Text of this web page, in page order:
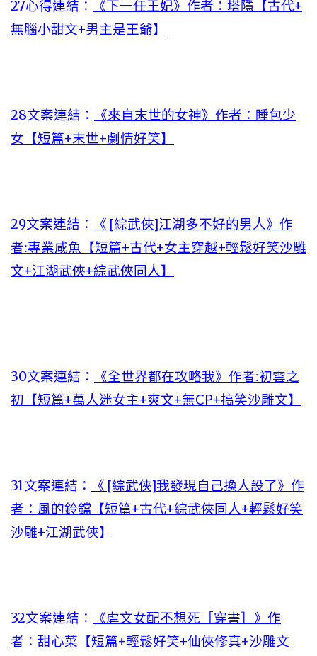
27心得連結：
《下一任王妃》作者：塔隱【古代+
無腦小甜文+男主是王爺】
28文案連結：
《來自末世的女神》作者：睡包少
女【短篇+末世+劇情好笑】
29文案連結：
《 [綜武俠]江湖多不好的男人》作
者:專業咸魚【短篇+古代+女主穿越+輕鬆好笑沙雕
文+江湖武俠+綜武俠同人】
30文案連結：
《全世界都在攻略我》作者:初雲之
初【短篇+萬人迷女主+爽文+無CP+搞笑沙雕文】
31文案連結：
《 [綜武俠]我發現自己換人設了》作
者：風的鈴鐺【短篇+古代+綜武俠同人+輕鬆好笑
沙雕+江湖武俠】
32文案連結：
《虐文女配不想死［穿書］》作
者：甜心菜【短篇+輕鬆好笑+仙俠修真+沙雕文